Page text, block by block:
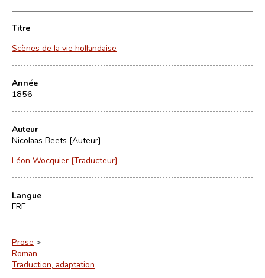
Titre
Scènes de la vie hollandaise
Année
1856
Auteur
Nicolaas Beets [Auteur]
Léon Wocquier [Traducteur]
Langue
FRE
Prose >
Roman
Traduction, adaptation